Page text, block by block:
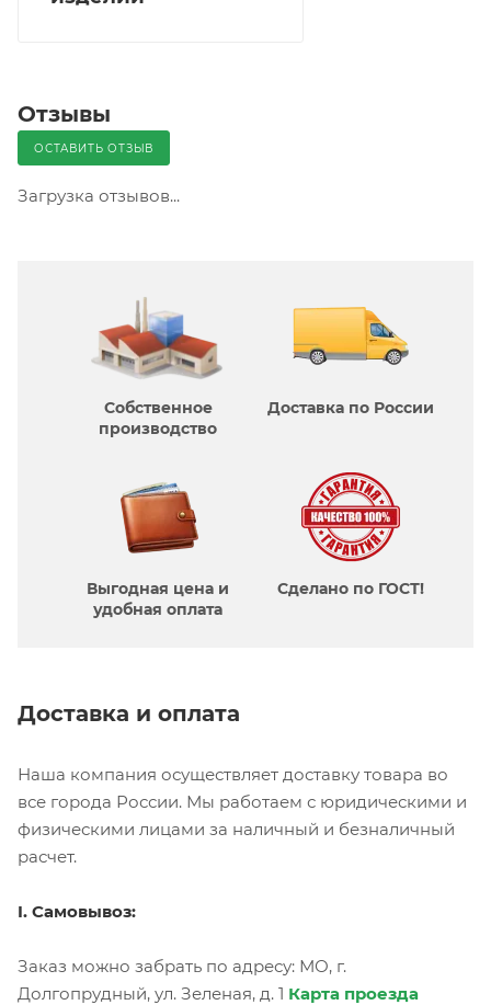
Отзывы
ОСТАВИТЬ ОТЗЫВ
Загрузка отзывов...
Собственное
производcтво
Доставка по России
Выгодная цена и
удобная оплата
Сделано по ГОСТ!
Доставка и оплата
Наша компания осуществляет доставку товара во
все города России. Мы работаем с юридическими и
физическими лицами за наличный и безналичный
расчет.
I. Самовывоз:
Заказ можно забрать по адресу: МО, г.
Долгопрудный, ул. Зеленая, д. 1 Карта проезда